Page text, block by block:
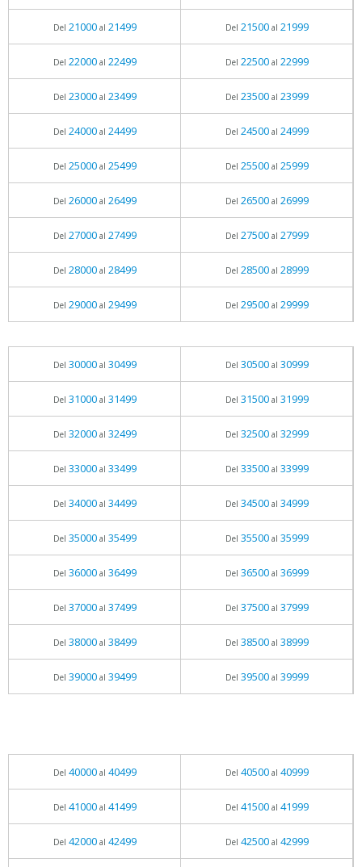
Del 21000al 21499 Del 21500al 21999
Del 22000al 22499 Del 22500al 22999
Del 23000al 23499 Del 23500al 23999
Del 24000al 24499 Del 24500al 24999
Del 25000al 25499 Del 25500al 25999
Del 26000al 26499 Del 26500al 26999
Del 27000al 27499 Del 27500al 27999
Del 28000al 28499 Del 28500al 28999
Del 29000al 29499 Del 29500al 29999
Del 30000al 30499 Del 30500al 30999
Del 31000al 31499 Del 31500al 31999
Del 32000al 32499 Del 32500al 32999
Del 33000al 33499 Del 33500al 33999
Del 34000al 34499 Del 34500al 34999
Del 35000al 35499 Del 35500al 35999
Del 36000al 36499 Del 36500al 36999
Del 37000al 37499 Del 37500al 37999
Del 38000al 38499 Del 38500al 38999
Del 39000al 39499 Del 39500al 39999
Del 40000al 40499 Del 40500al 40999
Del 41000al 41499 Del 41500al 41999
Del 42000al 42499 Del 42500al 42999